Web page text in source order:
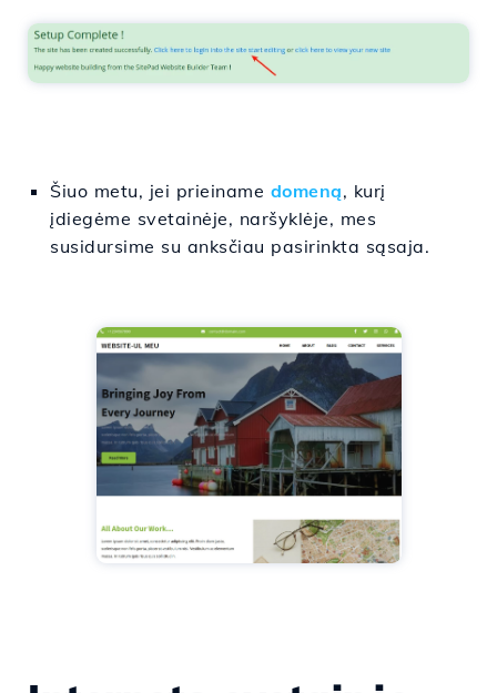
Šiuo metu, jei prieiname domeną, kurį
įdiegėme svetainėje, naršyklėje, mes
susidursime su anksčiau pasirinkta sąsaja.